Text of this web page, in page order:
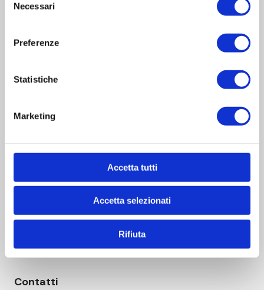
delNecessari
Preferenze
Statistiche
Marketing
Accetta tutti
Accetta selezionati
Rifiuta
42045 Luzzara
Azienda
Faq
Contatti
Informativa sulla Privacy
Condizioni Generali di Vendita
Download
Contatti